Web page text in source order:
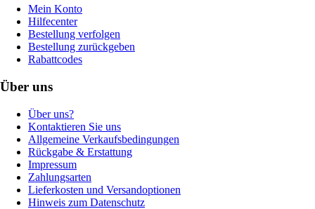
Mein Konto
Hilfecenter
Bestellung verfolgen
Bestellung zurückgeben
Rabattcodes
Über uns
Über uns?
Kontaktieren Sie uns
Allgemeine Verkaufsbedingungen
Rückgabe & Erstattung
Impressum
Zahlungsarten
Lieferkosten und Versandoptionen
Hinweis zum Datenschutz